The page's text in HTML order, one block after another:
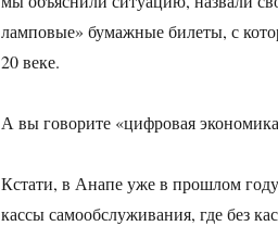
ламповые» бумажные билеты, с
20 веке.
А вы говорите «цифровая
Кстати, в Анапе уже в прошлом
кассы самообслуживания, где без